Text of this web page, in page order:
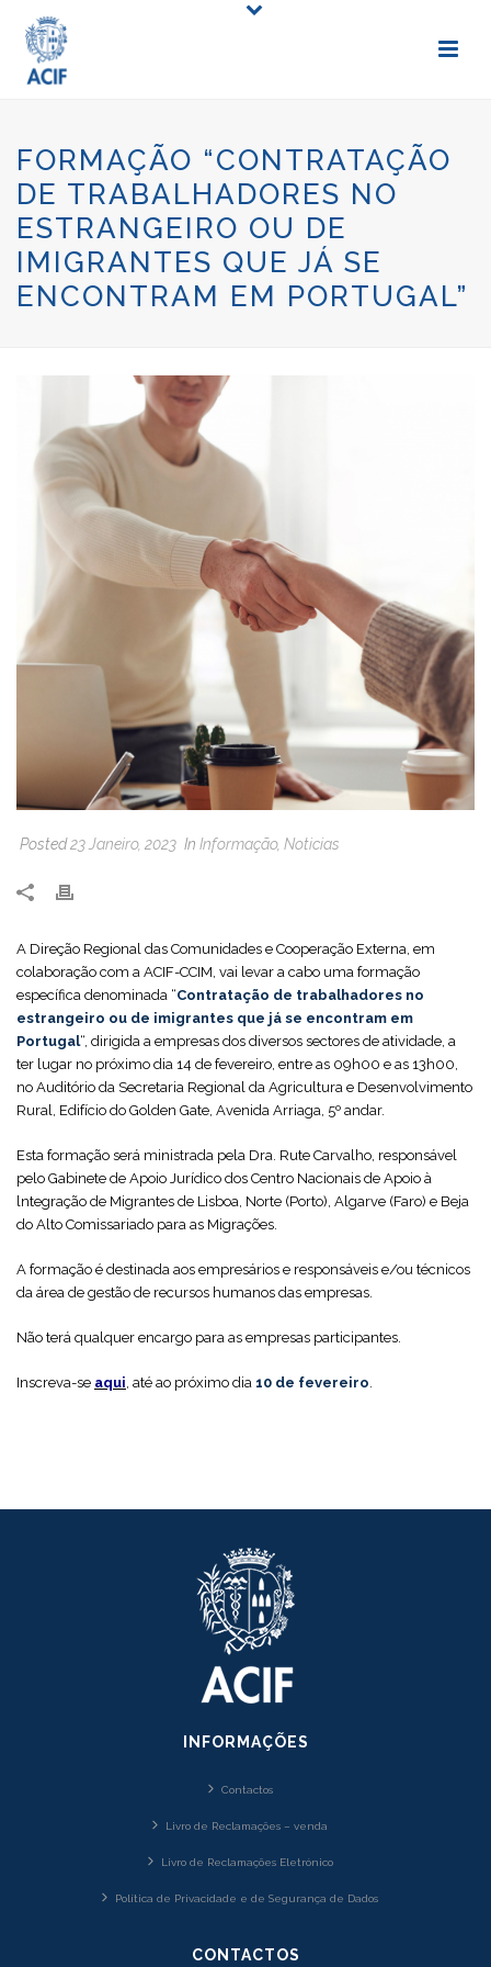
FORMAÇÃO “CONTRATAÇÃO
DE TRABALHADORES NO
ESTRANGEIRO OU DE
IMIGRANTES QUE JÁ SE
ENCONTRAM EM PORTUGAL”
Posted23 Janeiro, 2023 In Informação, Noticias
A Direção Regional das Comunidades e Cooperação Externa, em
colaboração com a ACIF-CCIM, vai levar a cabo uma formação
específica denominada “Contratação de trabalhadores no
estrangeiro ou de imigrantes que já se encontram em
Portugal“, dirigida a empresas dos diversos sectores de atividade, a
ter lugar no próximo dia 14 de fevereiro, entre as 09h00 e as 13h00,
no Auditório da Secretaria Regional da Agricultura e Desenvolvimento
Rural, Edifício do Golden Gate, Avenida Arriaga, 5º andar.
Esta formação será ministrada pela Dra. Rute Carvalho, responsável
pelo Gabinete de Apoio Jurídico dos Centro Nacionais de Apoio à
lntegração de Migrantes de Lisboa, Norte (Porto), Algarve (Faro) e Beja
do Alto Comissariado para as Migrações.
A formação é destinada aos empresários e responsáveis e/ou técnicos
da área de gestão de recursos humanos das empresas.
Não terá qualquer encargo para as empresas participantes.
Inscreva-se aqui , até ao próximo dia 10 de fevereiro
INFORMAÇÕES
Contactos
Livro de Reclamações – venda
Livro de Reclamações Eletrónico
Política de Privacidade e de Segurança de Dados
CONTACTOS